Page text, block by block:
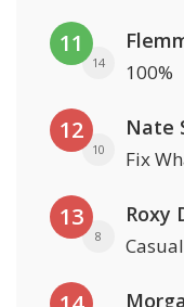
11
14 100%
12
10
Nate
Fix
13
8
Roxy
Casual